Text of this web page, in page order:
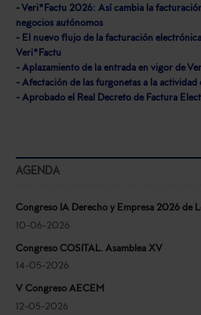
- Veri*Factu 2026: Así cambia la
negocios autónomos
- El nuevo flujo de la facturación
Veri*Factu
- Aplazamiento de la entrada en vigor de
- Afectación de las furgonetas a la actividad
- Aprobado el Real Decreto de Factura
AGENDA
Congreso IA Derecho y Empresa 2026 de
10-06-2026
Congreso COSITAL. Asamblea XV
14-05-2026
V Congreso AECEM
12-05-2026